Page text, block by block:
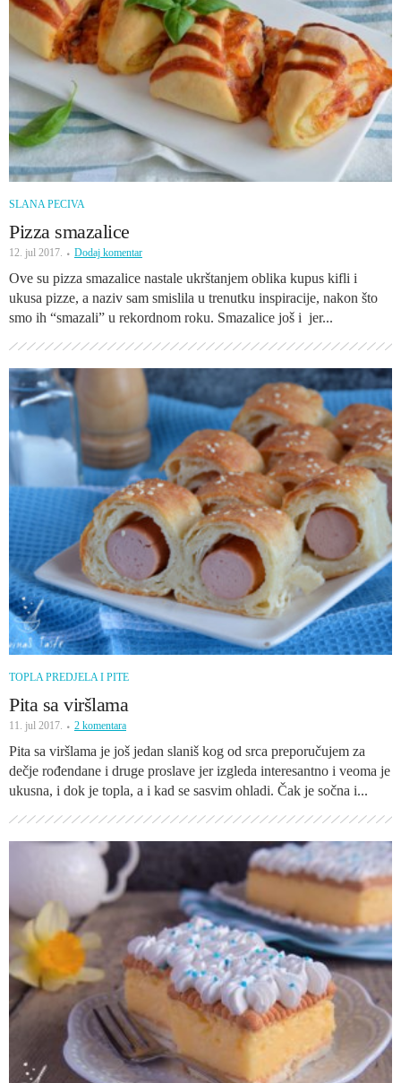
SLANA PECIVA
Pizza smazalice
12. jul 2017. Dodaj komentar
Ove su pizza smazalice nastale ukrštanjem oblika kupus kifli i
ukusa pizze, a naziv sam smislila u trenutku inspiracije, nakon što
smo ih “smazali” u rekordnom roku. Smazalice još i jer...
TOPLA PREDJELA I PITE
Pita sa viršlama
11. jul 2017. 2 komentara
Pita sa viršlama je još jedan slaniš kog od srca preporučujem za
dečje rođendane i druge proslave jer izgleda interesantno i veoma je
ukusna, i dok je topla, a i kad se sasvim ohladi. Čak je sočna i...